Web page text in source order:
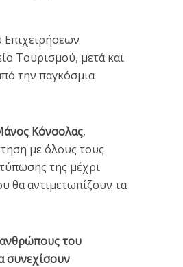
Επιχειρήσεων
Τουρισμού, μετά και
την παγκόσμια
Κόνσολας,
με όλους τους
της μέχρι
θα αντιμετωπίζουν τα
του
συνεχίσουν